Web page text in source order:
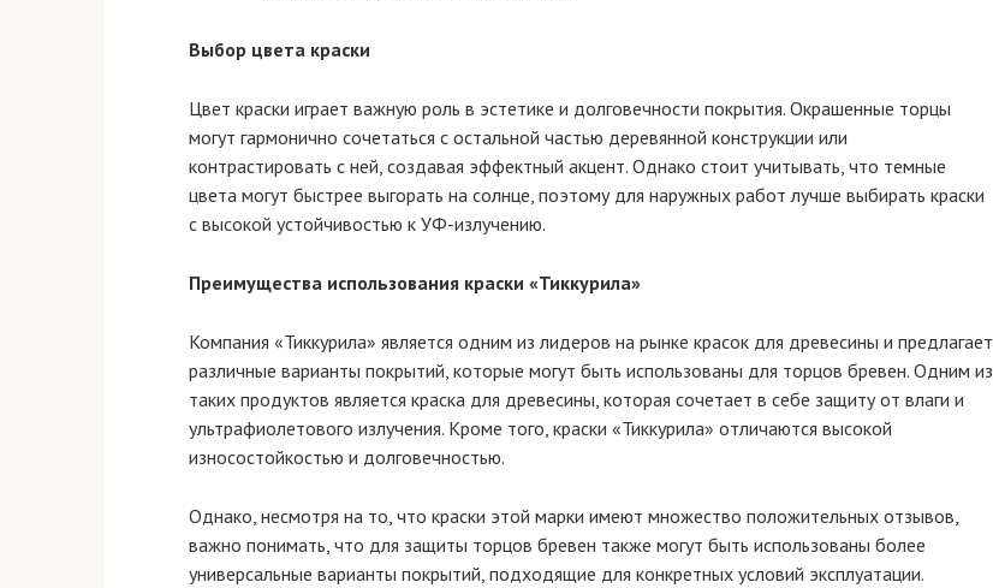
Выбор цвета краски
Цвет краски играет важную роль в эстетике и долговечности покрытия. Окрашенные торцы
могут гармонично сочетаться с остальной частью деревянной конструкции или
контрастировать с ней, создавая эффектный акцент. Однако стоит учитывать, что темные
цвета могут быстрее выгорать на солнце, поэтому для наружных работ лучше выбирать краски
с высокой устойчивостью к УФ-излучению.
Преимущества использования краски «Тиккурила»
Компания «Тиккурила» является одним из лидеров на рынке красок для древесины и предлагает
различные варианты покрытий, которые могут быть использованы для торцов бревен. Одним из
таких продуктов является краска для древесины, которая сочетает в себе защиту от влаги и
ультрафиолетового излучения. Кроме того, краски «Тиккурила» отличаются высокой
износостойкостью и долговечностью.
Однако, несмотря на то, что краски этой марки имеют множество положительных отзывов,
важно понимать, что для защиты торцов бревен также могут быть использованы более
универсальные варианты покрытий, подходящие для конкретных условий эксплуатации.